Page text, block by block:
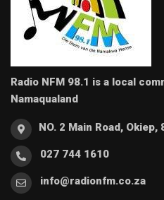
Radio NFM 98.1 is a local
Namaqualand
NO. 2 Main Road, Okiep,
027 744 1610
info@radionfm.co.za